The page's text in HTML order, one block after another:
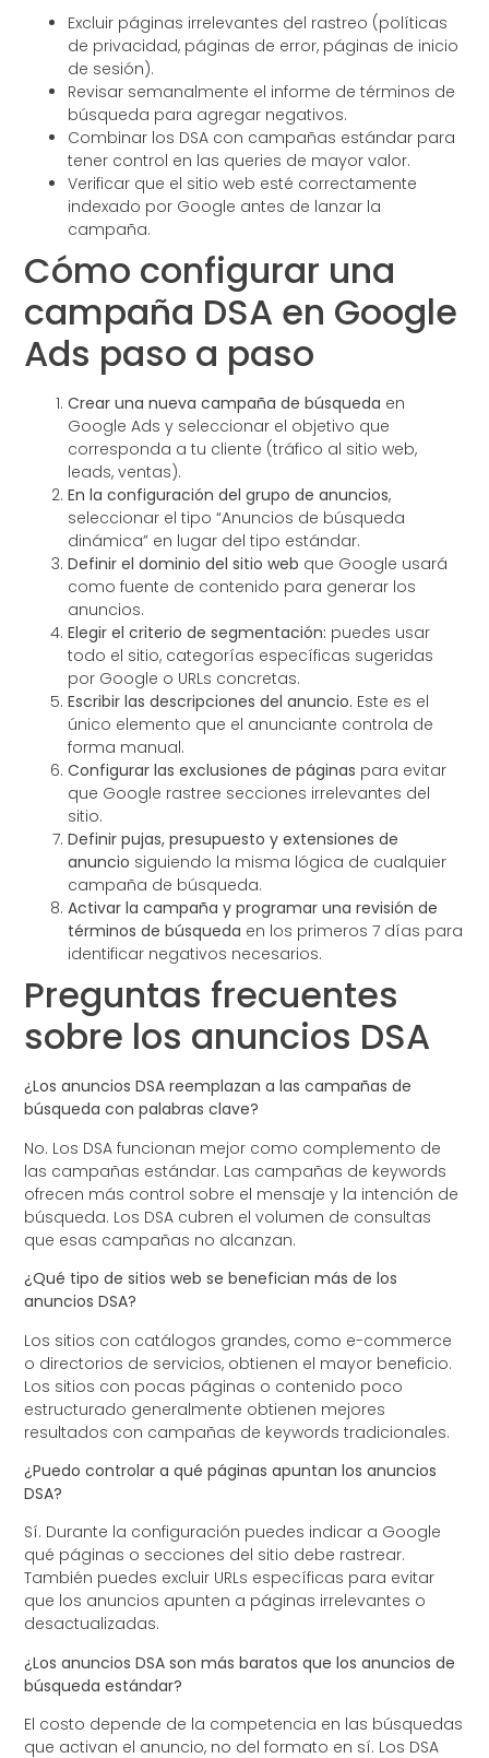
Excluir páginas irrelevantes del rastreo (políticas
de privacidad, páginas de error, páginas de inicio
de sesión).
Revisar semanalmente el informe de términos de
búsqueda para agregar negativos.
Combinar los DSA con campañas estándar para
tener control en las queries de mayor valor.
Verificar que el sitio web esté correctamente
indexado por Google antes de lanzar la
campaña.
Cómo configurar una
campaña DSA en Google
Ads paso a paso
Crear una nueva campaña de búsqueda en
Google Ads y seleccionar el objetivo que
corresponda a tu cliente (tráfico al sitio web,
leads, ventas).
En la configuración del grupo de anuncios,
seleccionar el tipo “Anuncios de búsqueda
dinámica” en lugar del tipo estándar.
Definir el dominio del sitio web que Google usará
como fuente de contenido para generar los
anuncios.
Elegir el criterio de segmentación: puedes usar
todo el sitio, categorías específicas sugeridas
por Google o URLs concretas.
Escribir las descripciones del anuncio. Este es el
único elemento que el anunciante controla de
forma manual.
Configurar las exclusiones de páginas para evitar
que Google rastree secciones irrelevantes del
sitio.
Definir pujas, presupuesto y extensiones de
anuncio siguiendo la misma lógica de cualquier
campaña de búsqueda.
Activar la campaña y programar una revisión de
términos de búsqueda en los primeros 7 días para
identificar negativos necesarios.
Preguntas frecuentes
sobre los anuncios DSA
¿Los anuncios DSA reemplazan a las campañas de
búsqueda con palabras clave?
No. Los DSA funcionan mejor como complemento de
las campañas estándar. Las campañas de keywords
ofrecen más control sobre el mensaje y la intención de
búsqueda. Los DSA cubren el volumen de consultas
que esas campañas no alcanzan.
¿Qué tipo de sitios web se benefician más de los
anuncios DSA?
Los sitios con catálogos grandes, como e-commerce
o directorios de servicios, obtienen el mayor beneficio.
Los sitios con pocas páginas o contenido poco
estructurado generalmente obtienen mejores
resultados con campañas de keywords tradicionales.
¿Puedo controlar a qué páginas apuntan los anuncios
DSA?
Sí. Durante la configuración puedes indicar a Google
qué páginas o secciones del sitio debe rastrear.
También puedes excluir URLs específicas para evitar
que los anuncios apunten a páginas irrelevantes o
desactualizadas.
¿Los anuncios DSA son más baratos que los anuncios de
búsqueda estándar?
El costo depende de la competencia en las búsquedas
que activan el anuncio, no del formato en sí. Los DSA